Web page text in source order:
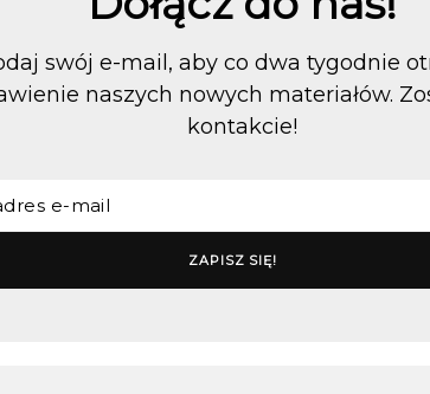
swój e-mail, aby co dwa tygodnie
naszych nowych materiałów.
kontakcie!